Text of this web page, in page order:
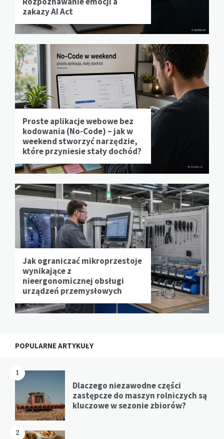
zakazy AI Act
Proste aplikacje webowe bez
kodowania (No-Code) – jak w
weekend stworzyć narzędzie,
które przyniesie stały dochód?
Jak ograniczać mikroprzestoje
wynikające z
nieergonomicznej obsługi
urządzeń przemysłowych
POPULARNE ARTYKUŁY
1
Dlaczego niezawodne części
zastępcze do maszyn rolniczych są
kluczowe w sezonie zbiorów?
2